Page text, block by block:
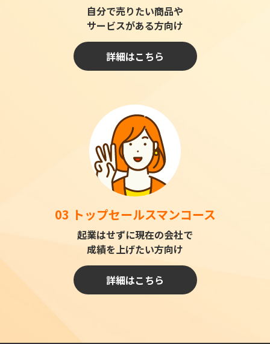
自分で売りたい商品や
サービスがある方向け
詳細はこちら
03 トップセールスマンコース
起業はせずに現在の会社で
成績を上げたい方向け
詳細はこちら